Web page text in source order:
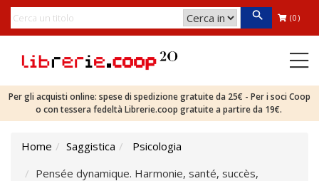
(0)
Per gli acquisti online: spese di spedizione gratuite da 25€ - Per i soci Coop
o con tessera fedeltà Librerie.coop gratuite a partire da 19€.
Home Saggistica
Psicologia
Pensée dynamique. Harmonie, santé, succès,